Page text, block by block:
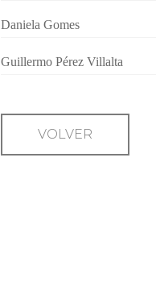
Daniela Gomes
Guillermo Pérez Villalta
VOLVER